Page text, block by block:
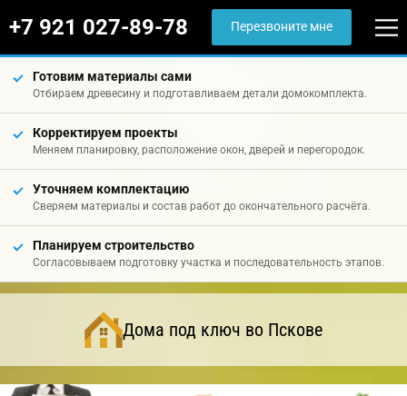
+7 921 027-89-78 Перезвоните мне
Готовим материалы сами
Отбираем древесину и подготавливаем детали домокомплекта.
Корректируем проекты
Меняем планировку, расположение окон, дверей и перегородок.
Уточняем комплектацию
Сверяем материалы и состав работ до окончательного расчёта.
Планируем строительство
Согласовываем подготовку участка и последовательность этапов.
Дома под ключ во Пскове